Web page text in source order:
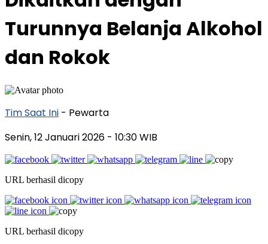
Turunnya Belanja Alkohol
dan Rokok
Tim Saat Ini - Pewarta
Senin, 12 Januari 2026 - 10:30 WIB
URL berhasil dicopy
URL berhasil dicopy